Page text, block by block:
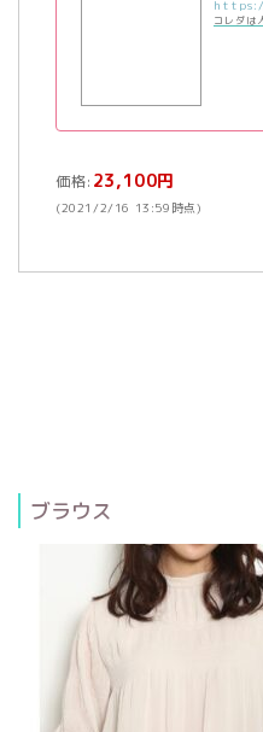
コレダは
価格: 23,100円
(2021/2/16 13:59時点)
ブラウス